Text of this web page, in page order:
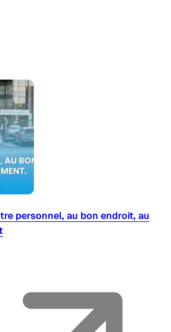
personnel, au bon endroit, au